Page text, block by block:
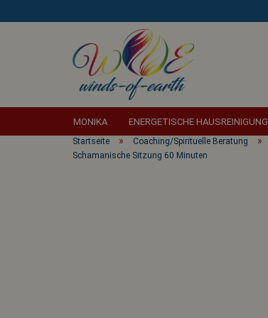
MONIKA ENERGETISCHE HAUSREINIGUNG
Startseite » Coaching/Spirituelle Beratung »
Schamanische Sitzung 60 Minuten